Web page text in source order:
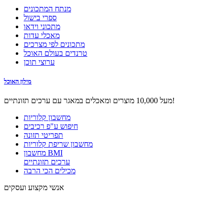
מנתח המתכונים
ספרי בישול
מתכוני וידאו
מאכלי עדות
מתכונים לפי מצרכים
טרנדים בעולם האוכל
ערוצי תוכן
מילון האוכל
מעל 10,000 מוצרים ומאכלים במאגר עם ערכים תזונתיים!
מחשבון קלוריות
חיפוש ע"פ רכיבים
תפריטי תזונה
מחשבון שריפת קלוריות
מחשבון BMI
ערכים תזונתיים
מכילים הכי הרבה
אנשי מקצוע ועסקים